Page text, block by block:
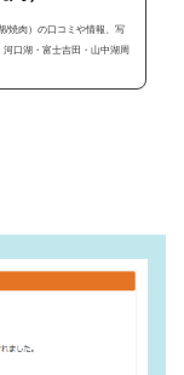
/焼肉）の口コミや情報、写
口湖・富士吉田・山中湖周